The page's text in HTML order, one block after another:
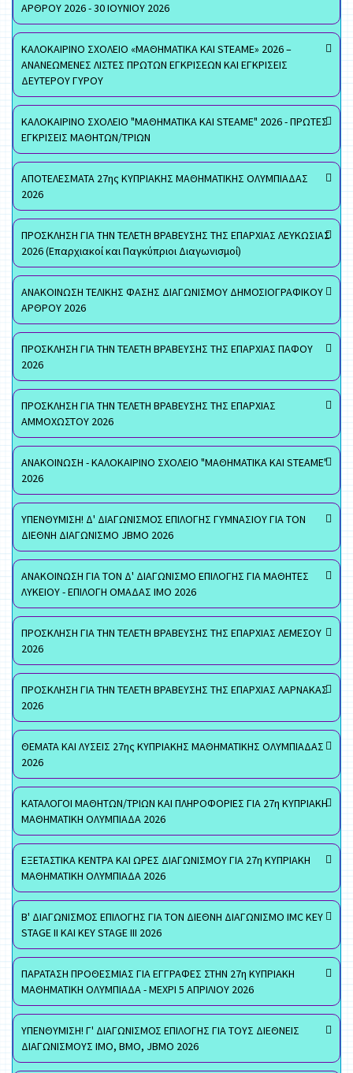
ΑΡΘΡΟΥ 2026 - 30 ΙΟΥΝΙΟΥ 2026
ΚΑΛΟΚΑΙΡΙΝΟ ΣΧΟΛΕΙΟ «ΜΑΘΗΜΑΤΙΚΑ ΚΑΙ STEAME» 2026 –
ΑΝΑΝΕΩΜΕΝΕΣ ΛΙΣΤΕΣ ΠΡΩΤΩΝ ΕΓΚΡΙΣΕΩΝ ΚΑΙ ΕΓΚΡΙΣΕΙΣ
ΔΕΥΤΕΡΟΥ ΓΥΡΟΥ
ΚΑΛΟΚΑΙΡΙΝΟ ΣΧΟΛΕΙΟ "ΜΑΘΗΜΑΤΙΚΑ ΚΑΙ STEAME" 2026 - ΠΡΩΤΕΣ
ΕΓΚΡΙΣΕΙΣ ΜΑΘΗΤΩΝ/ΤΡΙΩΝ
ΑΠΟΤΕΛΕΣΜΑΤΑ 27ης ΚΥΠΡΙΑΚΗΣ ΜΑΘΗΜΑΤΙΚΗΣ ΟΛΥΜΠΙΑΔΑΣ
2026
ΠΡΟΣΚΛΗΣΗ ΓΙΑ ΤΗΝ ΤΕΛΕΤΗ ΒΡΑΒΕΥΣΗΣ ΤΗΣ ΕΠΑΡΧΙΑΣ ΛΕΥΚΩΣΙΑΣ
2026 (Επαρχιακοί και Παγκύπριοι Διαγωνισμοί)
ΑΝΑΚΟΙΝΩΣΗ ΤΕΛΙΚΗΣ ΦΑΣΗΣ ΔΙΑΓΩΝΙΣΜΟΥ ΔΗΜΟΣΙΟΓΡΑΦΙΚΟΥ
ΑΡΘΡΟΥ 2026
ΠΡΟΣΚΛΗΣΗ ΓΙΑ ΤΗΝ ΤΕΛΕΤΗ ΒΡΑΒΕΥΣΗΣ ΤΗΣ ΕΠΑΡΧΙΑΣ ΠΑΦΟΥ
2026
ΠΡΟΣΚΛΗΣΗ ΓΙΑ ΤΗΝ ΤΕΛΕΤΗ ΒΡΑΒΕΥΣΗΣ ΤΗΣ ΕΠΑΡΧΙΑΣ
ΑΜΜΟΧΩΣΤΟΥ 2026
ΑΝΑΚΟΙΝΩΣΗ - ΚΑΛΟΚΑΙΡΙΝΟ ΣΧΟΛΕΙΟ "ΜΑΘΗΜΑΤΙΚΑ ΚΑΙ STEAME"
2026
ΥΠΕΝΘΥΜΙΣΗ! Δ' ΔΙΑΓΩΝΙΣΜΟΣ ΕΠΙΛΟΓΗΣ ΓΥΜΝΑΣΙΟΥ ΓΙΑ ΤΟΝ
ΔΙΕΘΝΗ ΔΙΑΓΩΝΙΣΜΟ JBMO 2026
ΑΝΑΚΟΙΝΩΣΗ ΓΙΑ ΤΟΝ Δ' ΔΙΑΓΩΝΙΣΜΟ ΕΠΙΛΟΓΗΣ ΓΙΑ ΜΑΘΗΤΕΣ
ΛΥΚΕΙΟΥ - ΕΠΙΛΟΓΗ ΟΜΑΔΑΣ ΙΜΟ 2026
ΠΡΟΣΚΛΗΣΗ ΓΙΑ ΤΗΝ ΤΕΛΕΤΗ ΒΡΑΒΕΥΣΗΣ ΤΗΣ ΕΠΑΡΧΙΑΣ ΛΕΜΕΣΟΥ
2026
ΠΡΟΣΚΛΗΣΗ ΓΙΑ ΤΗΝ ΤΕΛΕΤΗ ΒΡΑΒΕΥΣΗΣ ΤΗΣ ΕΠΑΡΧΙΑΣ ΛΑΡΝΑΚΑΣ
2026
ΘΕΜΑΤΑ ΚΑΙ ΛΥΣΕΙΣ 27ης ΚΥΠΡΙΑΚΗΣ ΜΑΘΗΜΑΤΙΚΗΣ ΟΛΥΜΠΙΑΔΑΣ
2026
ΚΑΤΑΛΟΓΟΙ ΜΑΘΗΤΩΝ/ΤΡΙΩΝ ΚΑΙ ΠΛΗΡΟΦΟΡΙΕΣ ΓΙΑ 27η ΚΥΠΡΙΑΚΗ
ΜΑΘΗΜΑΤΙΚΗ ΟΛΥΜΠΙΑΔΑ 2026
ΕΞΕΤΑΣΤΙΚΑ ΚΕΝΤΡΑ ΚΑΙ ΩΡΕΣ ΔΙΑΓΩΝΙΣΜΟΥ ΓΙΑ 27η ΚΥΠΡΙΑΚΗ
ΜΑΘΗΜΑΤΙΚΗ ΟΛΥΜΠΙΑΔΑ 2026
Β' ΔΙΑΓΩΝΙΣΜΟΣ ΕΠΙΛΟΓΗΣ ΓΙΑ ΤΟΝ ΔΙΕΘΝΗ ΔΙΑΓΩΝΙΣΜΟ IMC KEY
STAGE II ΚΑΙ KEY STAGE III 2026
ΠΑΡΑΤΑΣΗ ΠΡΟΘΕΣΜΙΑΣ ΓΙΑ ΕΓΓΡΑΦΕΣ ΣΤΗΝ 27η ΚΥΠΡΙΑΚΗ
ΜΑΘΗΜΑΤΙΚΗ ΟΛΥΜΠΙΑΔΑ - ΜΕΧΡΙ 5 ΑΠΡΙΛΙΟΥ 2026
ΥΠΕΝΘΥΜΙΣΗ! Γ' ΔΙΑΓΩΝΙΣΜΟΣ ΕΠΙΛΟΓΗΣ ΓΙΑ ΤΟΥΣ ΔΙΕΘΝΕΙΣ
ΔΙΑΓΩΝΙΣΜΟΥΣ ΙΜΟ, ΒΜΟ, JBMO 2026